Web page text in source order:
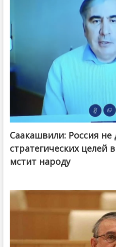
Саакашвили: Россия не
стратегических целей
мстит народу